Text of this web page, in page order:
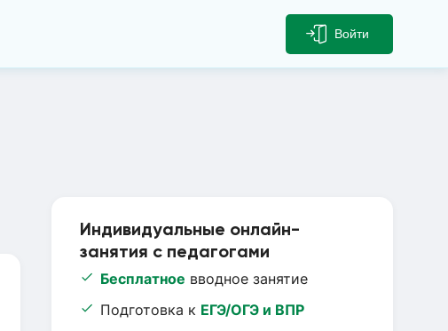
Войти
Индивидуальные онлайн-
занятия с педагогами
Бесплатное вводное занятие
Подготовка к ЕГЭ/ОГЭ и ВПР